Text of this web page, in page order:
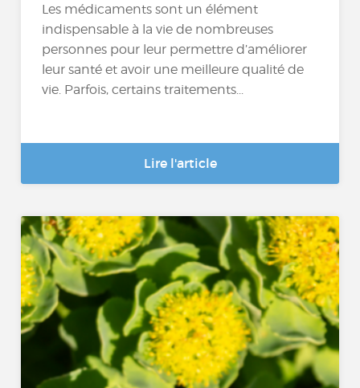
Les médicaments sont un élément
indispensable à la vie de nombreuses
personnes pour leur permettre d’améliorer
leur santé et avoir une meilleure qualité de
vie. Parfois, certains traitements...
Lire l'article